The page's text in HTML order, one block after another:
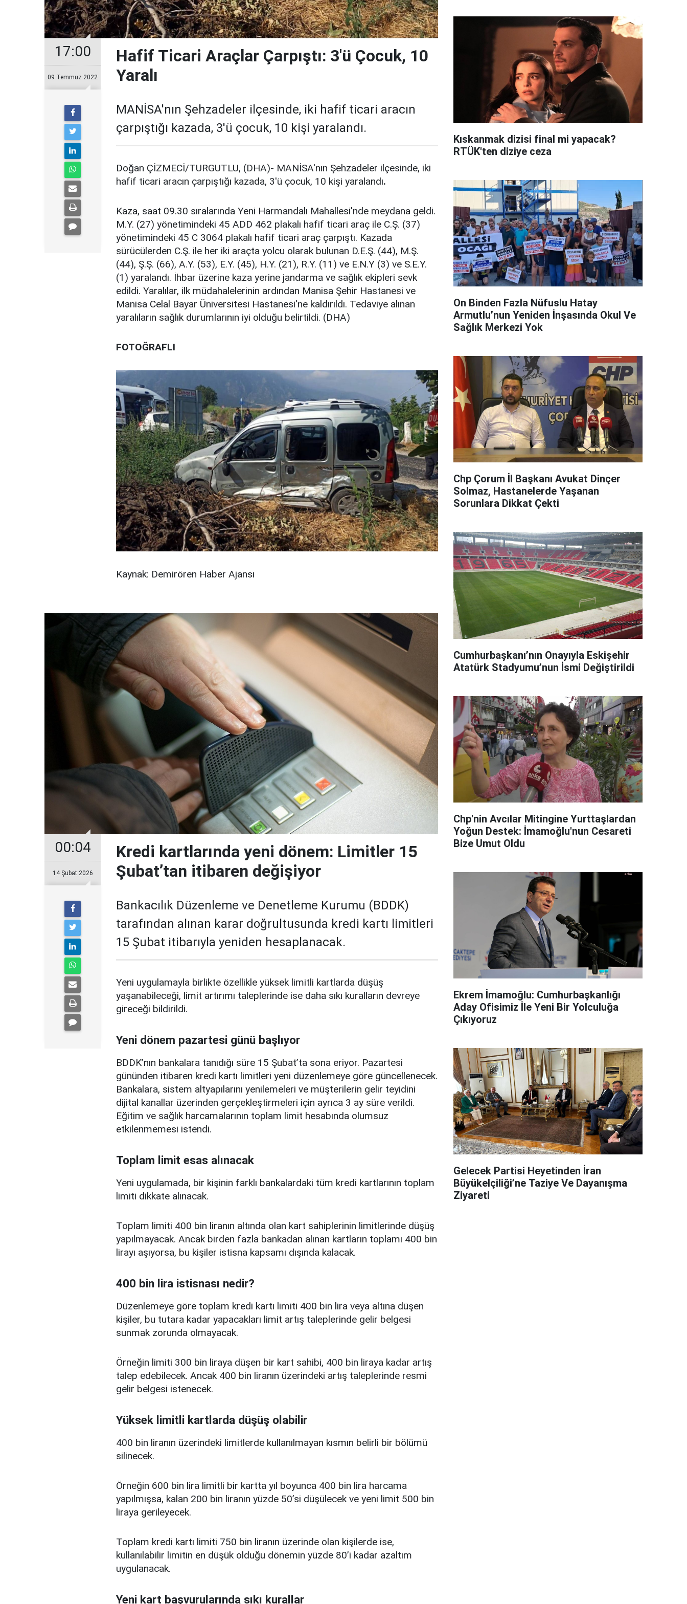
17:00
09 Temmuz 2022
Hafif Ticari Araçlar Çarpıştı: 3'ü Çocuk, 10
Yaralı
MANİSA'nın Şehzadeler ilçesinde, iki hafif ticari aracın
çarpıştığı kazada, 3'ü çocuk, 10 kişi yaralandı.
Doğan ÇİZMECİ/TURGUTLU, (DHA)- MANİSA'nın Şehzadeler ilçesinde, iki
hafif ticari aracın çarpıştığı kazada, 3'ü çocuk, 10 kişi yaralandı.
Kaza, saat 09.30 sıralarında Yeni Harmandalı Mahallesi'nde meydana geldi.
M.Y. (27) yönetimindeki 45 ADD 462 plakalı hafif ticari araç ile C.Ş. (37)
yönetimindeki 45 C 3064 plakalı hafif ticari araç çarpıştı. Kazada
sürücülerden C.Ş. ile her iki araçta yolcu olarak bulunan D.E.Ş. (44), M.Ş.
(44), Ş.Ş. (66), A.Y. (53), E.Y. (45), H.Y. (21), R.Y. (11) ve E.N.Y (3) ve S.E.Y.
(1) yaralandı. İhbar üzerine kaza yerine jandarma ve sağlık ekipleri sevk
edildi. Yaralılar, ilk müdahalelerinin ardından Manisa Şehir Hastanesi ve
Manisa Celal Bayar Üniversitesi Hastanesi'ne kaldırıldı. Tedaviye alınan
yaralıların sağlık durumlarının iyi olduğu belirtildi. (DHA)
FOTOĞRAFLI
Kaynak: Demirören Haber Ajansı
00:04
14 Şubat 2026
Kredi kartlarında yeni dönem: Limitler 15
Şubat’tan itibaren değişiyor
Bankacılık Düzenleme ve Denetleme Kurumu (BDDK)
tarafından alınan karar doğrultusunda kredi kartı limitleri
15 Şubat itibarıyla yeniden hesaplanacak.
Yeni uygulamayla birlikte özellikle yüksek limitli kartlarda düşüş
yaşanabileceği, limit artırımı taleplerinde ise daha sıkı kuralların devreye
gireceği bildirildi.
Yeni dönem pazartesi günü başlıyor
BDDK’nın bankalara tanıdığı süre 15 Şubat’ta sona eriyor. Pazartesi
gününden itibaren kredi kartı limitleri yeni düzenlemeye göre güncellenecek.
Bankalara, sistem altyapılarını yenilemeleri ve müşterilerin gelir teyidini
dijital kanallar üzerinden gerçekleştirmeleri için ayrıca 3 ay süre verildi.
Eğitim ve sağlık harcamalarının toplam limit hesabında olumsuz
etkilenmemesi istendi.
Toplam limit esas alınacak
Yeni uygulamada, bir kişinin farklı bankalardaki tüm kredi kartlarının toplam
limiti dikkate alınacak.
Toplam limiti 400 bin liranın altında olan kart sahiplerinin limitlerinde düşüş
yapılmayacak. Ancak birden fazla bankadan alınan kartların toplamı 400 bin
lirayı aşıyorsa, bu kişiler istisna kapsamı dışında kalacak.
400 bin lira istisnası nedir?
Düzenlemeye göre toplam kredi kartı limiti 400 bin lira veya altına düşen
kişiler, bu tutara kadar yapacakları limit artış taleplerinde gelir belgesi
sunmak zorunda olmayacak.
Örneğin limiti 300 bin liraya düşen bir kart sahibi, 400 bin liraya kadar artış
talep edebilecek. Ancak 400 bin liranın üzerindeki artış taleplerinde resmi
gelir belgesi istenecek.
Yüksek limitli kartlarda düşüş olabilir
400 bin liranın üzerindeki limitlerde kullanılmayan kısmın belirli bir bölümü
silinecek.
Örneğin 600 bin lira limitli bir kartta yıl boyunca 400 bin lira harcama
yapılmışsa, kalan 200 bin liranın yüzde 50’si düşülecek ve yeni limit 500 bin
liraya gerileyecek.
Toplam kredi kartı limiti 750 bin liranın üzerinde olan kişilerde ise,
kullanılabilir limitin en düşük olduğu dönemin yüzde 80’i kadar azaltım
uygulanacak.
Yeni kart başvurularında sıkı kurallar
Kıskanmak dizisi final mi yapacak?
RTÜK'ten diziye ceza
On Binden Fazla Nüfuslu Hatay
Armutlu’nun Yeniden İnşasında Okul Ve
Sağlık Merkezi Yok
Chp Çorum İl Başkanı Avukat Dinçer
Solmaz, Hastanelerde Yaşanan
Sorunlara Dikkat Çekti
Cumhurbaşkanı’nın Onayıyla Eskişehir
Atatürk Stadyumu’nun İsmi Değiştirildi
Chp'nin Avcılar Mitingine Yurttaşlardan
Yoğun Destek: İmamoğlu'nun Cesareti
Bize Umut Oldu
Ekrem İmamoğlu: Cumhurbaşkanlığı
Aday Ofisimiz İle Yeni Bir Yolculuğa
Çıkıyoruz
Gelecek Partisi Heyetinden İran
Büyükelçiliği’ne Taziye Ve Dayanışma
Ziyareti